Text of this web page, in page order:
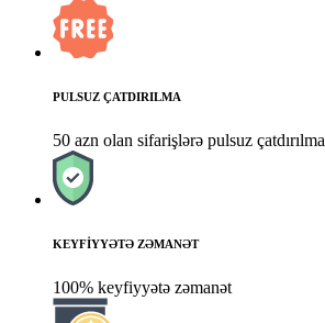
PULSUZ ÇATDIRILMA
50 azn olan sifarişlərə pulsuz çatdırılma
KEYFİYYƏTƏ ZƏMANƏT
100% keyfiyyətə zəmanət